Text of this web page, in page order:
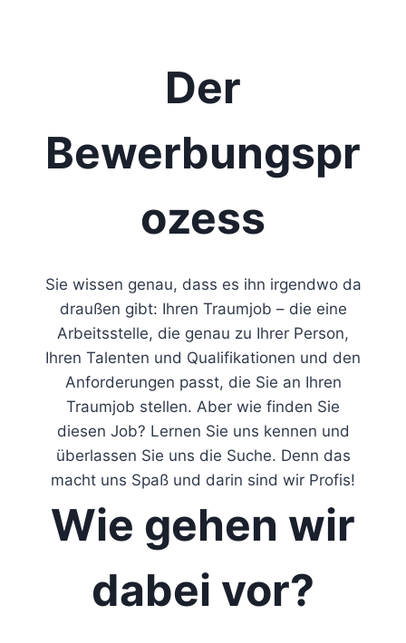
Der
Bewerbungspr
ozess
Sie wissen genau, dass es ihn irgendwo da
draußen gibt: Ihren Traumjob – die eine
Arbeitsstelle, die genau zu Ihrer Person,
Ihren Talenten und Qualifikationen und den
Anforderungen passt, die Sie an Ihren
Traumjob stellen. Aber wie finden Sie
diesen Job? Lernen Sie uns kennen und
überlassen Sie uns die Suche. Denn das
macht uns Spaß und darin sind wir Profis!
Wie gehen wir
dabei vor?